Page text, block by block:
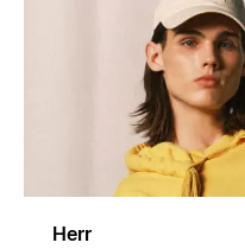
Herr